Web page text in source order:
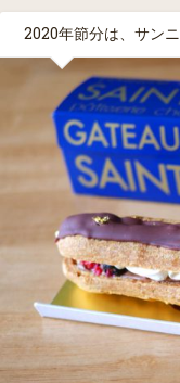
2020年節分は、サン